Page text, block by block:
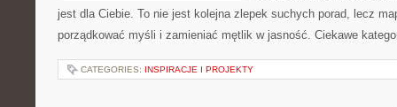
jest dla Ciebie. To nie jest kolejna zlepek suchych porad, lecz
porządkować myśli i zamieniać mętlik w jasność. Ciekawe
CATEGORIES: INSPIRACJE I PROJEKTY